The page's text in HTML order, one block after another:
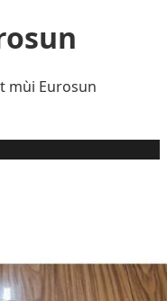
mùi Eurosun